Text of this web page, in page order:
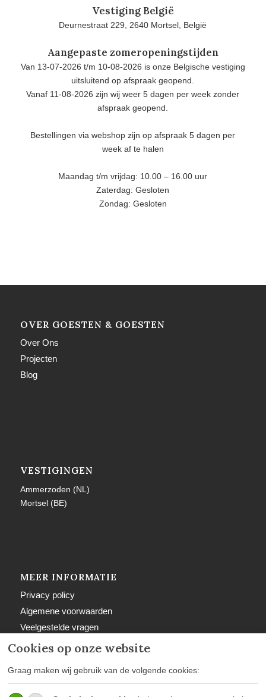
Cookies op onze website
Graag maken wij gebruik van de volgende cookies:
Vestiging België
Deurnestraat 229, 2640 Mortsel, België
Aangepaste zomeropeningstijden
Van 13-07-2026 t/m 10-08-2026 is onze Belgische vestiging
uitsluitend op afspraak geopend.
Vanaf 11-08-2026 zijn wij weer 5 dagen per week zonder
afspraak geopend.
Bestellingen via webshop zijn op afspraak 5 dagen per
week af te halen
Maandag t/m vrijdag: 10.00 – 16.00 uur
Zaterdag: Gesloten
Zondag: Gesloten
OVER GOESTEN & GOESTEN
Over Ons
Projecten
Blog
VESTIGINGEN
Ammerzoden (NL)
Mortsel (BE)
MEER INFORMATIE
Privacy policy
Algemene voorwaarden
Veelgestelde vragen
Retourbeleid